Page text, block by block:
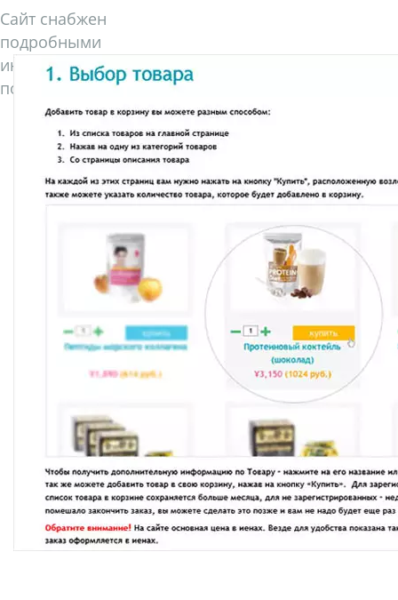
Сайт снабжен
подробными
инструкциями по
пользованию системой